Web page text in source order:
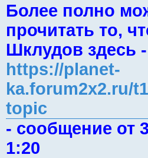
Более полно
прочитать то,
Шклудов здесь -
https://planet-
ka.forum2x2.ru/
topic
- сообщение от
1:20